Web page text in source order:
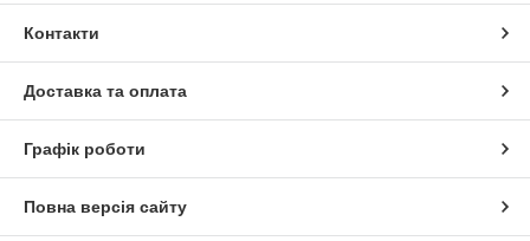
Контакти
Доставка та оплата
Графік роботи
Повна версія сайту